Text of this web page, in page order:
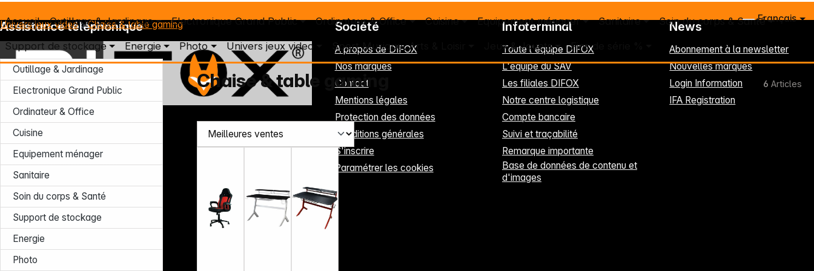
Français
Accueil Outillage & Jardinage Electronique Grand Public Ordinateur & Office Cuisine Equipement ménager Sanitaire Soin du corps & Santé
Support de stockage Energie Photo Univers jeux video Sport Musique, Arts & Loisir Jeux & Jouets Fins de série %
Univers jeux video Chaise & table gaming
Outillage & Jardinage
Electronique Grand Public
Ordinateur & Office
Cuisine
Equipement ménager
Sanitaire
Soin du corps & Santé
Support de stockage
Energie
Photo
Chaise & table gaming 6 Articles
Assistance téléphonique
Lun – Jeu : 7h30 – 16h30 (CET)
Ven : 7h30 – 13h30 (CET)
Tél. : +49 931 9708 - 466
E-mail: info@difox.com
Société
A propos de DIFOX
Nos marques
Contact
Mentions légales
Protection des données
Conditions générales
S'inscrire
Paramétrer les cookies
Infoterminal
Toute l'équipe DIFOX
L'équipe du SAV
Les filiales DIFOX
Notre centre logistique
Compte bancaire
Suivi et traçabilité
Remarque importante
Base de données de contenu et
d'images
News
Abonnement à la newsletter
Nouvelles marques
Login Information
IFA Registration